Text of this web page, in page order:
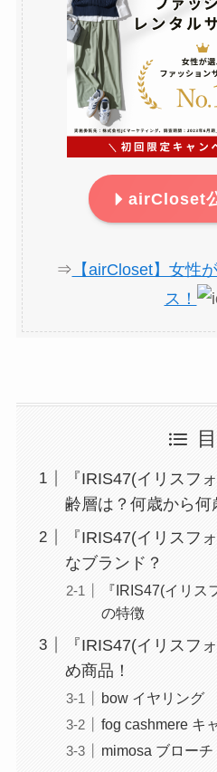
airCloset
⇒ 【airCloset】女性
ス！
『IRIS47(イリスフ
齢層は？何歳から何
『IRIS47(イリスフ
なブランド？
『IRIS47(イリ
の特徴
『IRIS47(イリスフ
め商品！
bow イヤリング
fog cashmere キ
mimosa ブローチ